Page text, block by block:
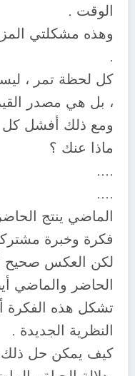
الوقت .
وهذه مشكلتي
.
كل لحظة تمر ،
، بل هي مصدر
ومع ذلك أفشل كل
ماذا عنك ؟
….
….
الماضي ينتج
فكرة وخبرة
لكن العكس صحيح
الحاضر والماضي
تشكل هذه الفكرة
النظرية الجديدة .
كيف يمكن حل ذلك